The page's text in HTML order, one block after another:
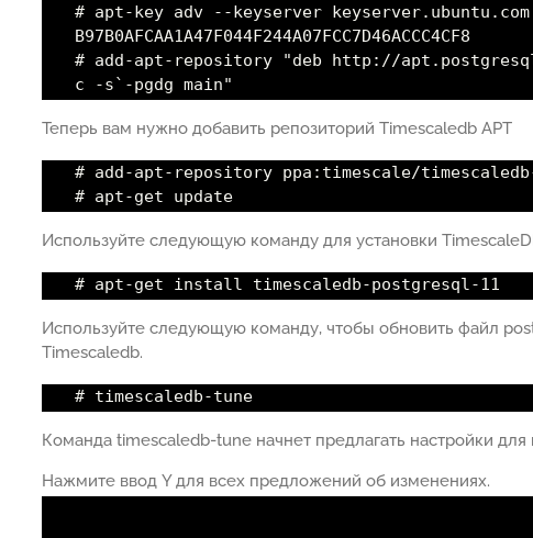
# apt-key adv --keyserver
B97B0AFCAA1A47F044F244A07FCC7D46ACCC4CF8
# add-apt-repository "deb http://
c -s`-pgdg main"
Теперь вам нужно добавить репозиторий Timescaledb APT
# add-apt-repository ppa:timescale/
# apt-get update
Используйте следующую команду для установки
# apt-get install timescaledb-postgresql-11
Используйте следующую команду, чтобы обновить файл
Timescaledb.
# timescaledb-tune
Команда timescaledb-tune начнет предлагать настройки для
Нажмите ввод Y для всех предложений об изменениях.